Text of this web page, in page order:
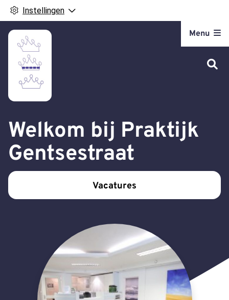
Instellingen
Menu
Welkom bij Praktijk
Gentsestraat
Vacatures